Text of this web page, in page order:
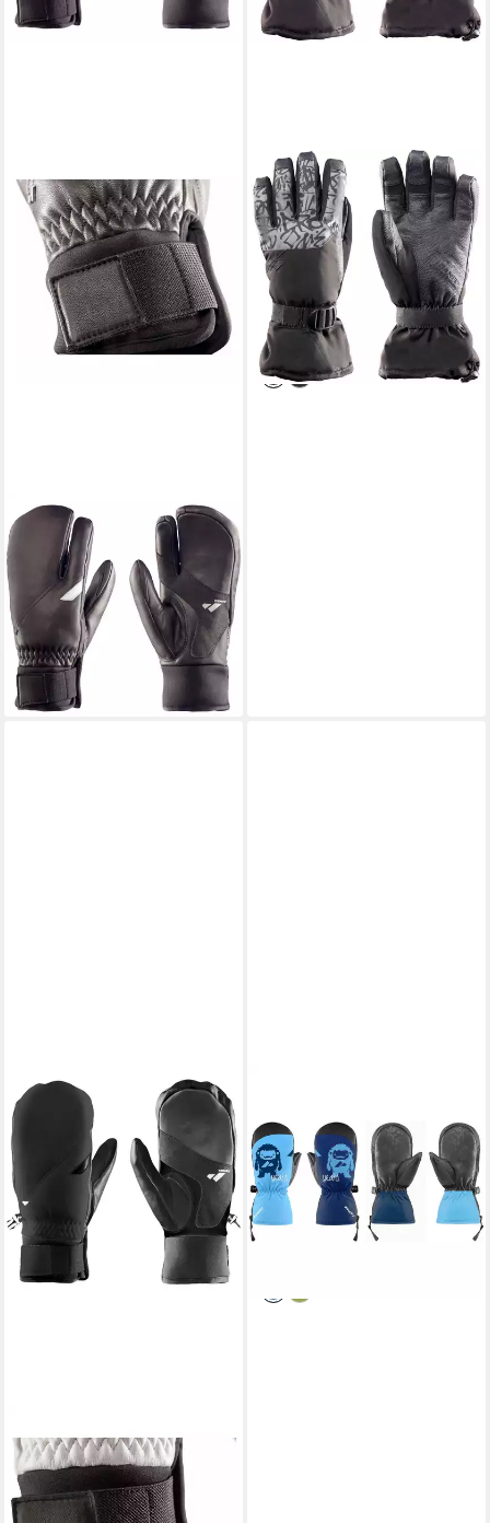
ZANIER
Skihandschuhe ZENITH.GTX
Trigger Unisex-Handschuh für
urbane und berufliche
Aktivitäten mit GORE-TEX®
89,45 € UVP 129,99 €
-31%
lieferbar - in 2-3 Werktagen bei dir
ZANIER
Skihandschuhe GAP.STX
Wasserdichter und
schützender Snowboard-
Handschuh mit innovativen
79,05 € UVP 99,99 €
-21%
lieferbar - in 2-3 Werktagen bei dir
Mitten Optimaler Schutz und
Komfort für kleine Skifahrer
dank innovativer
27,65 €
UVP34,99 €